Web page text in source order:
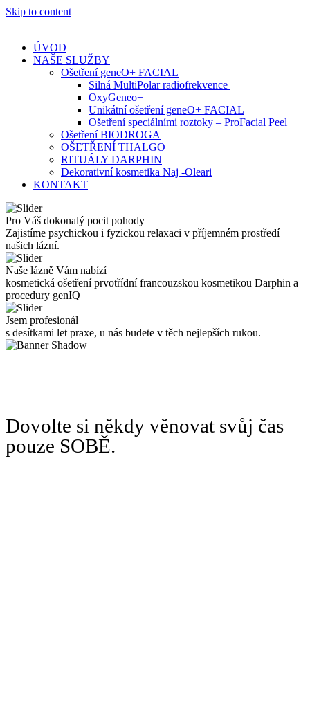
Skip to content
ÚVOD
NAŠE SLUŽBY
Ošetření geneO+ FACIAL
Silná MultiPolar radiofrekvence
OxyGeneo+
Unikátní ošetření geneO+ FACIAL
Ošetření speciálními roztoky – ProFacial Peel
Ošetření BIODROGA
OŠETŘENÍ THALGO
RITUÁLY DARPHIN
Dekorativní kosmetika Naj -Oleari
KONTAKT
Pro Váš dokonalý pocit pohody
Zajistíme psychickou i fyzickou relaxaci v příjemném prostředí
našich lázní.
Naše lázně Vám nabízí
kosmetická ošetření prvotřídní francouzskou kosmetikou Darphin a
procedury genIQ
Jsem profesionál
s desítkami let praxe, u nás budete v těch nejlepších rukou.
Dovolte si někdy věnovat svůj čas
pouze SOBĚ.